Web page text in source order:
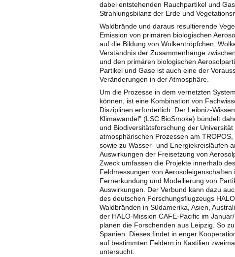
dabei entstehenden Rauchpartikel und
Strahlungsbilanz der Erde und
Waldbrände und daraus resultierende
Emission von primären biologischen
auf die Bildung von Wolkentröpfchen,
Verständnis der Zusammenhänge
und den primären biologischen
Partikel und Gase ist auch eine der
Veränderungen in der Atmosphäre.
Um die Prozesse in dem vernetzten
können, ist eine Kombination von
Disziplinen erforderlich. Der Leibniz-
Klimawandel" (LSC BioSmoke) bündelt
und Biodiversitätsforschung der
atmosphärischen Prozessen am
sowie zu Wasser- und Energiekreisläufen
Auswirkungen der Freisetzung von
Zweck umfassen die Projekte innerhalb
Feldmessungen von
Fernerkundung und Modellierung von
Auswirkungen. Der Verbund kann dazu
des deutschen Forschungsflugzeugs
Waldbränden in Südamerika, Asien,
der HALO-Mission CAFE-Pacific im
planen die Forschenden aus Leipzig. So
Spanien. Dieses findet in enger
auf bestimmten Feldern in Kastilien
untersucht.